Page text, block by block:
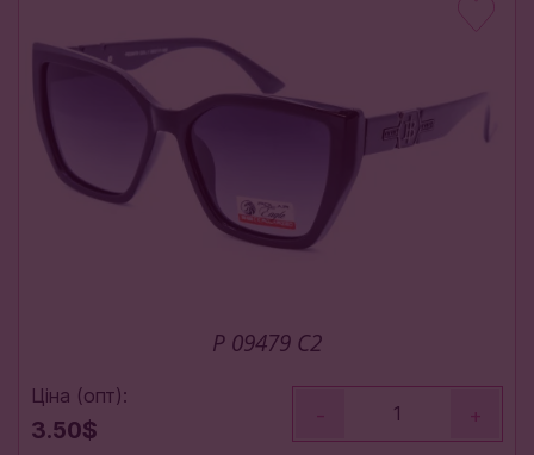
P 09479 С2
Ціна (опт):
3.50$
- +